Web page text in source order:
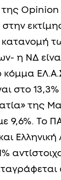
Opinion
στην
κατανομή
η ΝΔ
κόμμα
στο
της
9,6%. Το
Ελληνική